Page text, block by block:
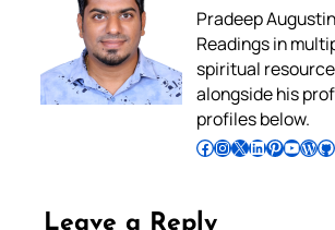
Pradeep
Readings in
spiritual
alongside his
profiles below.
Follow Pradeep on Facebook Follow Pradeep on InstagramFollow Pradeep on X Follow Pradeep on LinkedIn Follow Pradeep on Pinterest Subscribe to Pradeep’s Youtube Channel Follow Pradeep on WordPress Follow Pradeep on GitHub
Leave a Reply